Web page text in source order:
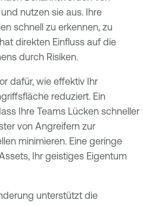
nutzen sie aus. Ihre
schnell zu erkennen, zu
direkten Einfluss auf die
durch Risiken.
dafür, wie effektiv Ihr
reduziert. Ein
Ihre Teams Lücken schneller
von Angreifern zur
minimieren. Eine geringe
Ihr geistiges Eigentum
unterstützt die